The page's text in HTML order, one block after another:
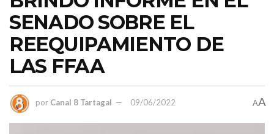
SENADO SOBRE EL
REEQUIPAMIENTO DE
LAS FFAA
por Canal 8 Tartagal 09/06/2022 AA